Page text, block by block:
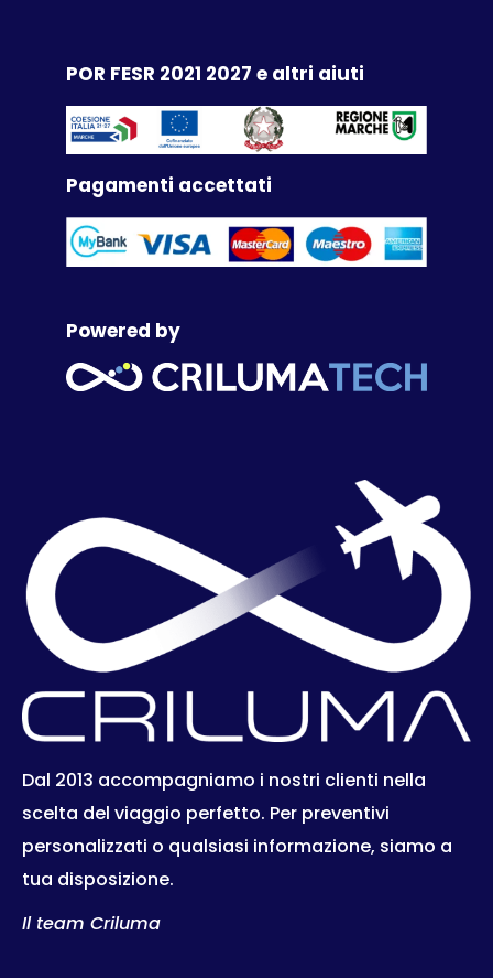
POR FESR 2021 2027 e altri aiuti
Pagamenti accettati
Powered by
Dal 2013 accompagniamo i nostri clienti nella
scelta del viaggio perfetto. Per preventivi
personalizzati o qualsiasi informazione, siamo a
tua disposizione.
Il team Criluma